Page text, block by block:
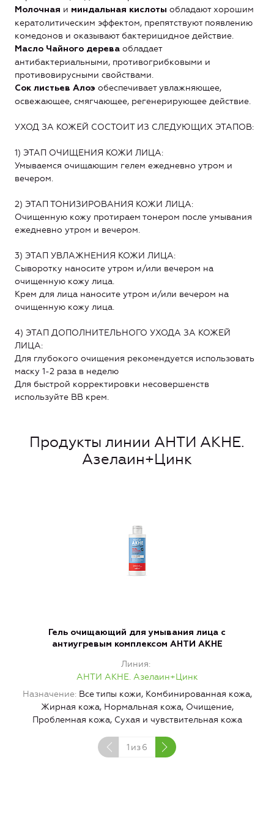
Молочная и миндальная кислоты обладают хорошим
кератолитическим эффектом, препятствуют появлению
комедонов и оказывают бактерицидное действие.
Масло Чайного дерева обладает
антибактериальными, противогрибковыми и
противовирусными свойствами.
Сок листьев Алоэ обеспечивает увлажняющее,
освежающее, смягчающее, регенерирующее действие.
УХОД ЗА КОЖЕЙ СОСТОИТ ИЗ СЛЕДУЮЩИХ ЭТАПОВ:
1) ЭТАП ОЧИЩЕНИЯ КОЖИ ЛИЦА:
Умываемся очищающим гелем ежедневно утром и
вечером.
2) ЭТАП ТОНИЗИРОВАНИЯ КОЖИ ЛИЦА:
Очищенную кожу протираем тонером после умывания
ежедневно утром и вечером.
3) ЭТАП УВЛАЖНЕНИЯ КОЖИ ЛИЦА:
Сыворотку наносите утром и/или вечером на
очищенную кожу лица.
Крем для лица наносите утром и/или вечером на
очищенную кожу лица.
4) ЭТАП ДОПОЛНИТЕЛЬНОГО УХОДА ЗА КОЖЕЙ
ЛИЦА:
Для глубокого очищения рекомендуется использовать
маску 1-2 раза в неделю
Для быстрой корректировки несовершенств
используйте BB крем.
Продукты линии АНТИ АКНЕ.
Азелаин+Цинк
Гель очищающий для умывания лица с
антиугревым комплексом АНТИ АКНЕ
Линия
АНТИ АКНЕ. Азелаин+Цинк
Назначение Все типы кожи, Комбинированная кожа,
Жирная кожа, Нормальная кожа, Очищение,
Проблемная кожа, Сухая и чувствительная кожа
1 из6